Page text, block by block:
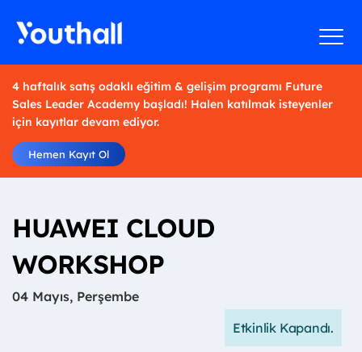
4 haftalık satış odaklı eğitim & gelişim programı Future
Sales Leader Academy başladı! Halen katılmak isteyenler
için kayıtlar devam ediyor.
Hemen Kayıt Ol
HUAWEI CLOUD
WORKSHOP
04 Mayıs, Perşembe
Etkinlik Kapandı.